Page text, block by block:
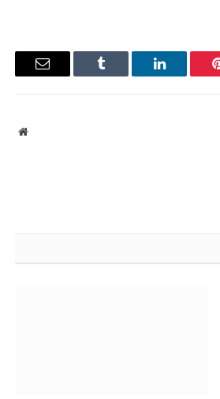
بينتيريستلينكدإن Tumblr
البريد
موقع